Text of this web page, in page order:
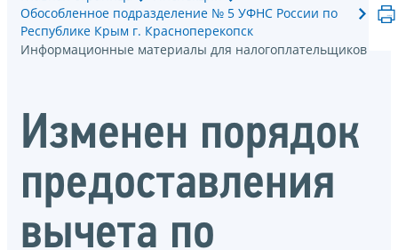
Обособленное подразделение № 5 УФНС России по
Республике Крым г. Красноперекопск
Информационные материалы для налогоплательщиков
Изменен порядок
предоставления
вычета по